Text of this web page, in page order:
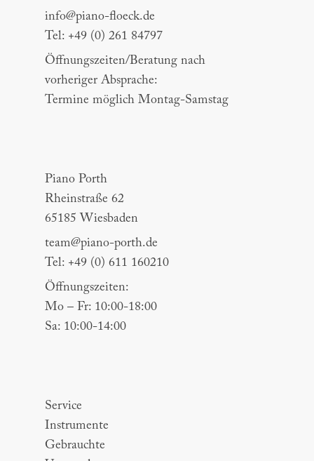
info@piano-floeck.de
Tel: +49 (0) 261 84797
Öffnungszeiten/Beratung nach
vorheriger Absprache:
Termine möglich Montag-Samstag
Piano Porth
Rheinstraße 62
65185 Wiesbaden
team@piano-porth.de
Tel: +49 (0) 611 160210
Öffnungszeiten:
Mo – Fr: 10:00-18:00
Sa: 10:00-14:00
Service
Instrumente
Gebrauchte